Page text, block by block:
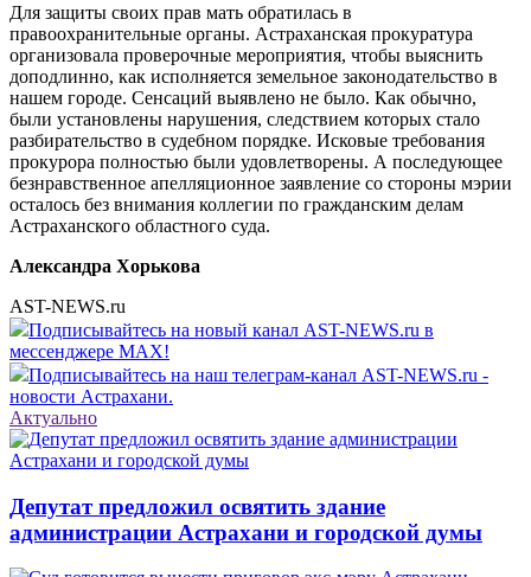
Для защиты своих прав мать обратилась в
правоохранительные органы. Астраханская прокуратура
организовала проверочные мероприятия, чтобы выяснить
доподлинно, как исполняется земельное законодательство в
нашем городе. Сенсаций выявлено не было. Как обычно,
были установлены нарушения, следствием которых стало
разбирательство в судебном порядке. Исковые требования
прокурора полностью были удовлетворены. А последующее
безнравственное апелляционное заявление со стороны мэрии
осталось без внимания коллегии по гражданским делам
Астраханского областного суда.
Александра Хорькова
AST-NEWS.ru
Подписывайтесь на новый канал AST-NEWS.ru в
мессенджере MAX!
Подписывайтесь на наш телеграм-канал AST-NEWS.ru -
новости Астрахани.
Актуально
Депутат предложил освятить здание
администрации Астрахани и городской думы